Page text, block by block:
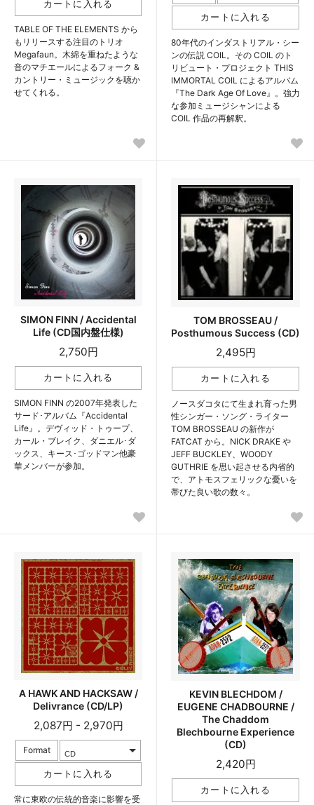
TABLE OF THE ELEMENTS から
もリリースする注目のトリオ
Megafaun。木綿を重ねたような
音のマチエールによるフォーク &
カントリー・ミュージックを聴か
せてくれる。
80年代のインダストリアル・シー
ンの伝説 COIL。その COIL のト
リビュート・プロジェクト THIS
IMMORTAL COIL によるアルバム
『The Dark Age Of Love』。強力
な参加ミュージシャンによる
COIL 作品の再解釈。
SIMON FINN / Accidental
Life (CD国内盤仕様)
2,750円
SIMON FINN の2007年発表した
サード･アルバム『Accidental
Life』。デヴィッド・トゥープ、
カール・ブレイク、ダニエル･ダ
ックス、キース･ゴッドマン他豪
華メンバーが参加。
TOM BROSSEAU /
Posthumous Success (CD)
2,495円
ノースダコタにて生まれ育った男
性シンガー・ソング・ライター
TOM BROSSEAU の新作が
FATCAT から。NICK DRAKE や
JEFF BUCKLEY、WOODY
GUTHRIE を思い起させる内省的
で、アトモスフェリックな憂いを
帯びた良い歌の数々。
A HAWK AND HACKSAW /
Delivrance (CD/LP)
2,087円 - 2,970円
Format
常に東欧の伝統的音楽に影響を受
KEVIN BLECHDOM /
EUGENE CHADBOURNE /
The Chaddom
Blechbourne Experience
(CD)
2,420円